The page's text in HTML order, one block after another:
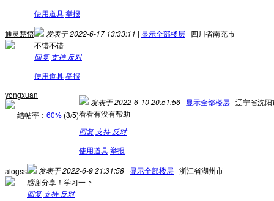
使用道具举报
通灵慧悟
发表于 2022-6-17 13:33:11 | 显示全部楼层 四川省南充市
不错不错
回复 支持 反对
使用道具举报
yongxuan
结帖率： 60% (3/5)
发表于 2022-6-10 20:51:56 | 显示全部楼层 辽宁省沈阳
看看有没有帮助
回复 支持 反对
使用道具举报
alogss
发表于 2022-6-9 21:31:58 | 显示全部楼层 浙江省湖州市
感谢分享！学习一下
回复 支持 反对